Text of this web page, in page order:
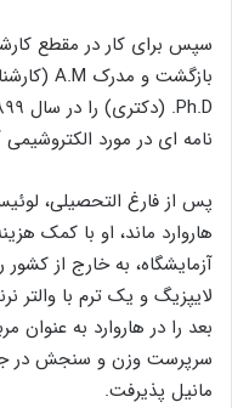
سپس برای کار در مقطع
نامه ای در مورد
پس از فارغ التحصیلی،
هاروارد ماند، او با کمک
آزمایشگاه‌، به خارج از
لایپزیگ و یک ترم با والتر
بعد را در هاروارد به
سرپرست وزن و سنجش در
مانیل پذیرفت.